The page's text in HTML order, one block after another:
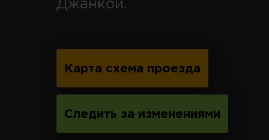
Джанкой.
Карта схема проезда
Следить за изменениями